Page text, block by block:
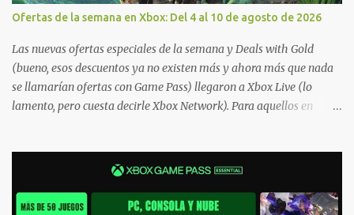
Ofertas de la semana en Xbox: Del 4 al 10 de agosto de 2026
Las nuevas ofertas especiales de la semana y Deals with Gold
(bueno, esos descuentos ya no existen más y ahora más que nada
se llamarían ofertas con Game Pass) llegaron a Xbox Live (lo
lamento, pero cuesta decirle Xbox Network). Para aquellos en
jugarlos y mantener un progreso compartido en Windows PC y
Xbox, y tenemos un listado de juegos compatibles por acá . ¿Aún
necesitas una mano con las compras? Tenemos un tutorial extenso